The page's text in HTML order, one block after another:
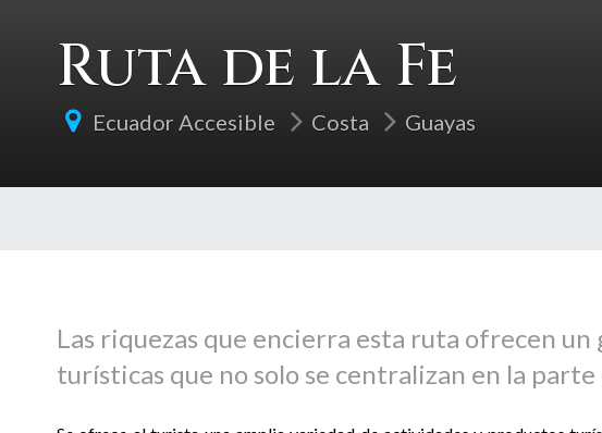
Ruta de la Fe
Ecuador Accesible Costa Guayas
Las riquezas que encierra esta ruta ofrecen
turísticas que no solo se centralizan en la